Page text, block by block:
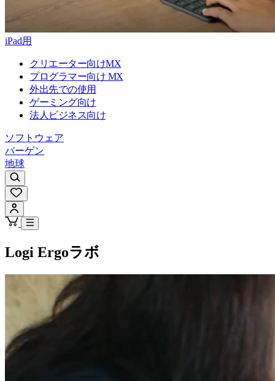
iPad用
クリエーター向けMX
プログラマー向け MX
外出先での使用
ゲーミング向け
法人ビジネス向け
ソフトウェア
バーゲン
地球
Logi Ergoラボ